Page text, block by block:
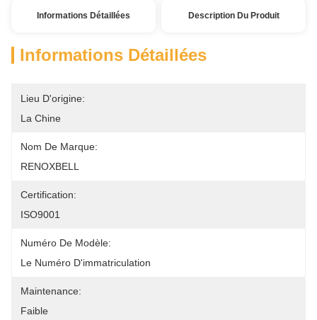
Informations Détaillées Description Du Produit
Informations Détaillées
Lieu D'origine:
La Chine
Nom De Marque:
RENOXBELL
Certification:
ISO9001
Numéro De Modèle:
Le Numéro D'immatriculation
Maintenance:
Faible